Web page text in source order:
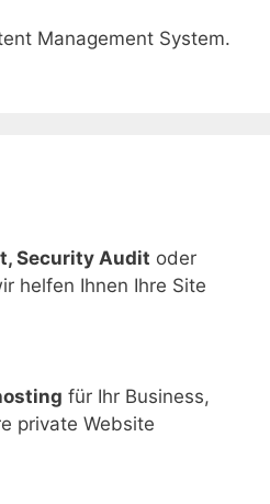
Management System.
Security Audit oder
helfen Ihnen Ihre Site
für Ihr Business,
private Website